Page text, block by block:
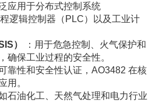
应用于分布式控制系统
程逻辑控制器（PLC）以及工业计
）
：用于危急控制、火气保护和
确保工业过程的安全性。
靠性和安全性认证，AO3482 在核
用。
如石油化工、天然气处理和电力行业